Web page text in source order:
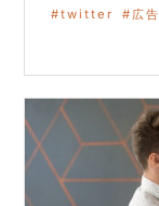
twitter 広告